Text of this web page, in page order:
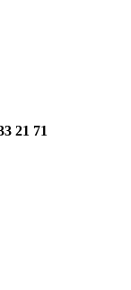
21 71